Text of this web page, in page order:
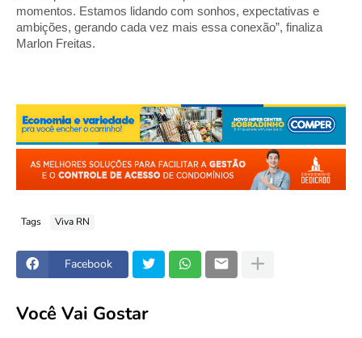
momentos. Estamos lidando com sonhos, expectativas e
ambições, gerando cada vez mais essa conexão”, finaliza
Marlon Freitas.
Tags Viva RN
Facebook
Você Vai Gostar